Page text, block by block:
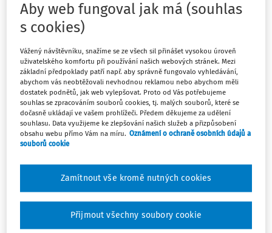
Počet vyhledaných dokumentů:4
Řadit podle :
Nejnovější Nejstarší
NOVINKY
Antal report: Mzda už není hlavní motivace.
Co rozhoduje dnes?
Změna práce už dávno neznamená automaticky vyšší
mzdu ani jasný kariérní posun. Do hry vstupují jiné
nebo jistota v nejisté době. Právě ty dnes zásadně
ovlivňují rozhodování specialistů a manažerů ...
Monika Kolmanová
Vydáno:4. 6. 2026 / 1 minuta čtení
Aby web fungoval jak má (souhlas
s cookies)
Vážený návštěvníku, snažíme se ze všech sil přinášet vysokou úroveň
uživatelského komfortu při používání našich webových stránek. Mezi
základní předpoklady patří např. aby správně fungovalo vyhledávání,
abychom vás neobtěžovali nevhodnou reklamou nebo abychom měli
dostatek podnětů, jak web vylepšovat. Proto od Vás potřebujeme
souhlas se zpracováním souborů cookies, tj. malých souborů, které se
dočasně ukládají ve vašem prohlížeči. Předem děkujeme za udělení
souhlasu. Data využijeme ke zlepšování našich služeb a přizpůsobení
obsahu webu přímo Vám na míru. Oznámení o ochraně osobních údajů a
souborů cookie
Zamítnout vše kromě nutných cookies
Přijmout všechny soubory cookie